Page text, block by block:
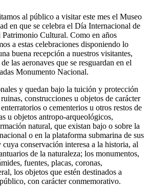
al público a visitar este mes el Museo
en que se celebra el Día Internacional de
Cultural. Como en años
a estas celebraciones disponiendo lo
buena recepción a nuestros visitantes,
las aeronaves que se resguardan en el
Monumento Nacional.
y quedan bajo la tuición y protección
construcciones u objetos de carácter
o cementerios u otros restos de
u objetos antropo-arqueológicos,
natural, que existan bajo o sobre la
o en la plataforma submarina de sus
conservación interesa a la historia, al
de la naturaleza; los monumentos,
fuentes, placas, coronas,
los objetos que estén destinados a
con carácter conmemorativo.